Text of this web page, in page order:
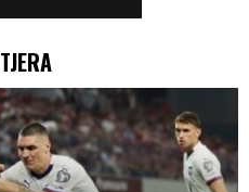
TJERA